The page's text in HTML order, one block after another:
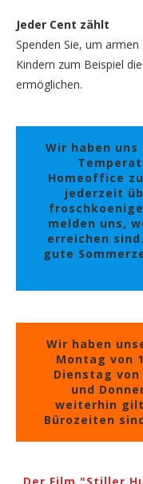
Jeder Cent zählt
Spenden Sie, um
Kindern zum Beispiel
ermöglichen.
Wir haben
Homeoffice
jederzeit
melden uns,
erreichen
gute
Wir haben
Montag von
Dienstag von
und
weiterhin
Bürozeiten